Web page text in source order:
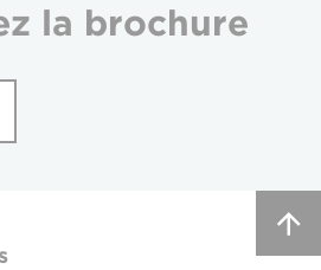
la brochure